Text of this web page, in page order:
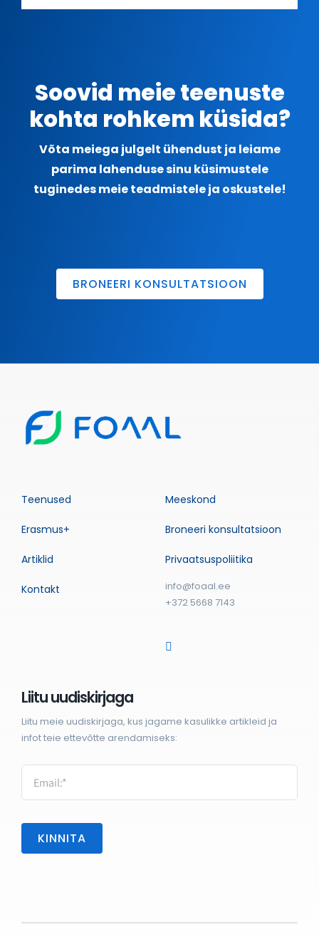
Soovid meie teenuste
kohta rohkem küsida?
Võta meiega julgelt ühendust ja leiame
parima lahenduse sinu küsimustele
tuginedes meie teadmistele ja oskustele!
BRONEERI KONSULTATSIOON
Teenused
Erasmus+
Artiklid
Kontakt
Meeskond
Broneeri konsultatsioon
Privaatsuspoliitika
info@foaal.ee
+372 5668 7143
Liitu uudiskirjaga
Liitu meie uudiskirjaga, kus jagame kasulikke artikleid ja
infot teie ettevõtte arendamiseks:
KINNITA